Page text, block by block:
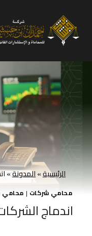
المحتوى
الرئيسية»المدونة»
محامي شركات | محامي
اندماج